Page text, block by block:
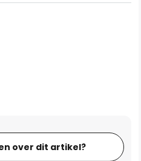
over dit artikel?